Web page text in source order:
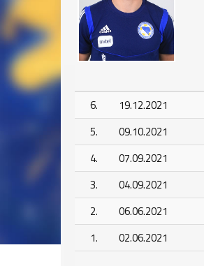
6.
19.12.2021
5.
09.10.2021
4.
07.09.2021
3.
04.09.2021
2.
06.06.2021
1.
02.06.2021